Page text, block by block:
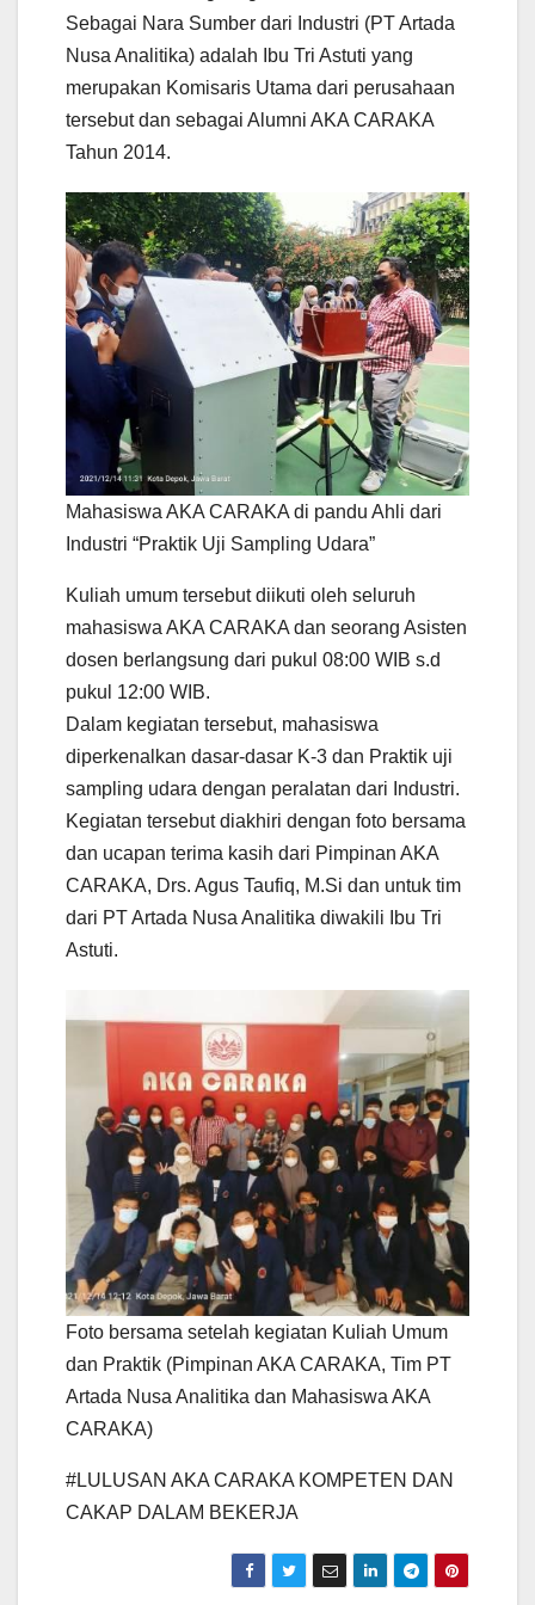
Sebagai Nara Sumber dari Industri (PT Artada
Nusa Analitika) adalah Ibu Tri Astuti yang
merupakan Komisaris Utama dari perusahaan
tersebut dan sebagai Alumni AKA CARAKA
Tahun 2014.
Mahasiswa AKA CARAKA di pandu Ahli dari
Industri “Praktik Uji Sampling Udara”
Kuliah umum tersebut diikuti oleh seluruh
mahasiswa AKA CARAKA dan seorang Asisten
dosen berlangsung dari pukul 08:00 WIB s.d
pukul 12:00 WIB.
Dalam kegiatan tersebut, mahasiswa
diperkenalkan dasar-dasar K-3 dan Praktik uji
sampling udara dengan peralatan dari Industri.
Kegiatan tersebut diakhiri dengan foto bersama
dan ucapan terima kasih dari Pimpinan AKA
CARAKA, Drs. Agus Taufiq, M.Si dan untuk tim
dari PT Artada Nusa Analitika diwakili Ibu Tri
Astuti.
Foto bersama setelah kegiatan Kuliah Umum
dan Praktik (Pimpinan AKA CARAKA, Tim PT
Artada Nusa Analitika dan Mahasiswa AKA
CARAKA)
#LULUSAN AKA CARAKA KOMPETEN DAN
CAKAP DALAM BEKERJA